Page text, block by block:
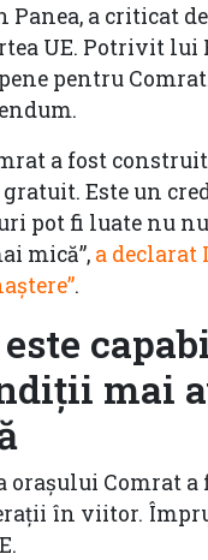
Panea, a criticat
UE. Potrivit lui
pentru
a fost
gratuit. Este un
pot fi luate nu
mică”, a declarat
.
mai
orașului Comrat
în viitor.